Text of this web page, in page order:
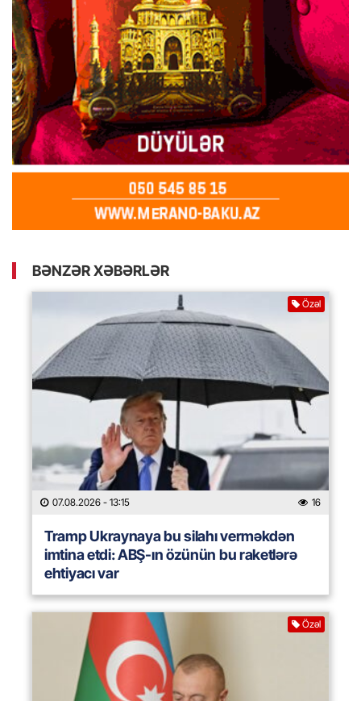
BƏNZƏR XƏBƏRLƏR
Özəl
07.08.2026 - 13:15 16
Tramp Ukraynaya bu silahı verməkdən
imtina etdi: ABŞ-ın özünün bu raketlərə
ehtiyacı var
Özəl